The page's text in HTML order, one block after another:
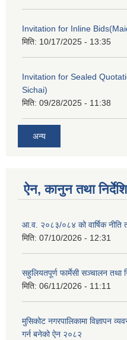
Invitation for Inline
मिति: 10/17/2025 - 13:35
Invitation for Sealed
Sichai)
मिति: 09/28/2025 - 11:38
अन्य
ऐन, कानुन तथा
आ.व. २०८३/०८४ को वार्षिक नीति
मिति: 07/10/2026 - 12:31
सहुलियतपूर्ण फार्मेसी सञ्चालन तथा
मिति: 06/11/2026 - 11:11
मुसिकोट नगरपालिकामा विज्ञापन
गर्न बनेको ऐन २०८२